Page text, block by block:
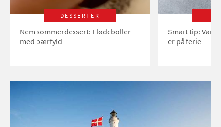
DESSERTER
Nem sommerdessert: Flødeboller
med bærfyld
Smart tip:
er på ferie